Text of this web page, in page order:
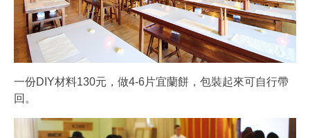
一份DIY材料130元，做4-6片宜蘭餅，包裝起來可自行帶
回。